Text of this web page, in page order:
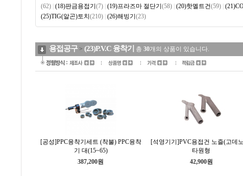
(62) (18)판금용접기 (7) (19)프라즈마 절단기 (58) (20)핫멜트건(59)
(25)TIG(알곤)토치 (210) (26)해빙기 (23)
용접공구> (23)P.V.C 융착기 총 30개의 상품이 있습니다.
[공성]PPC융착기세트 (착불) PPC융착
기 대(15~65)
387,200원
[석영기기]PVC용접건 노즐(고데
타원형
42,900원